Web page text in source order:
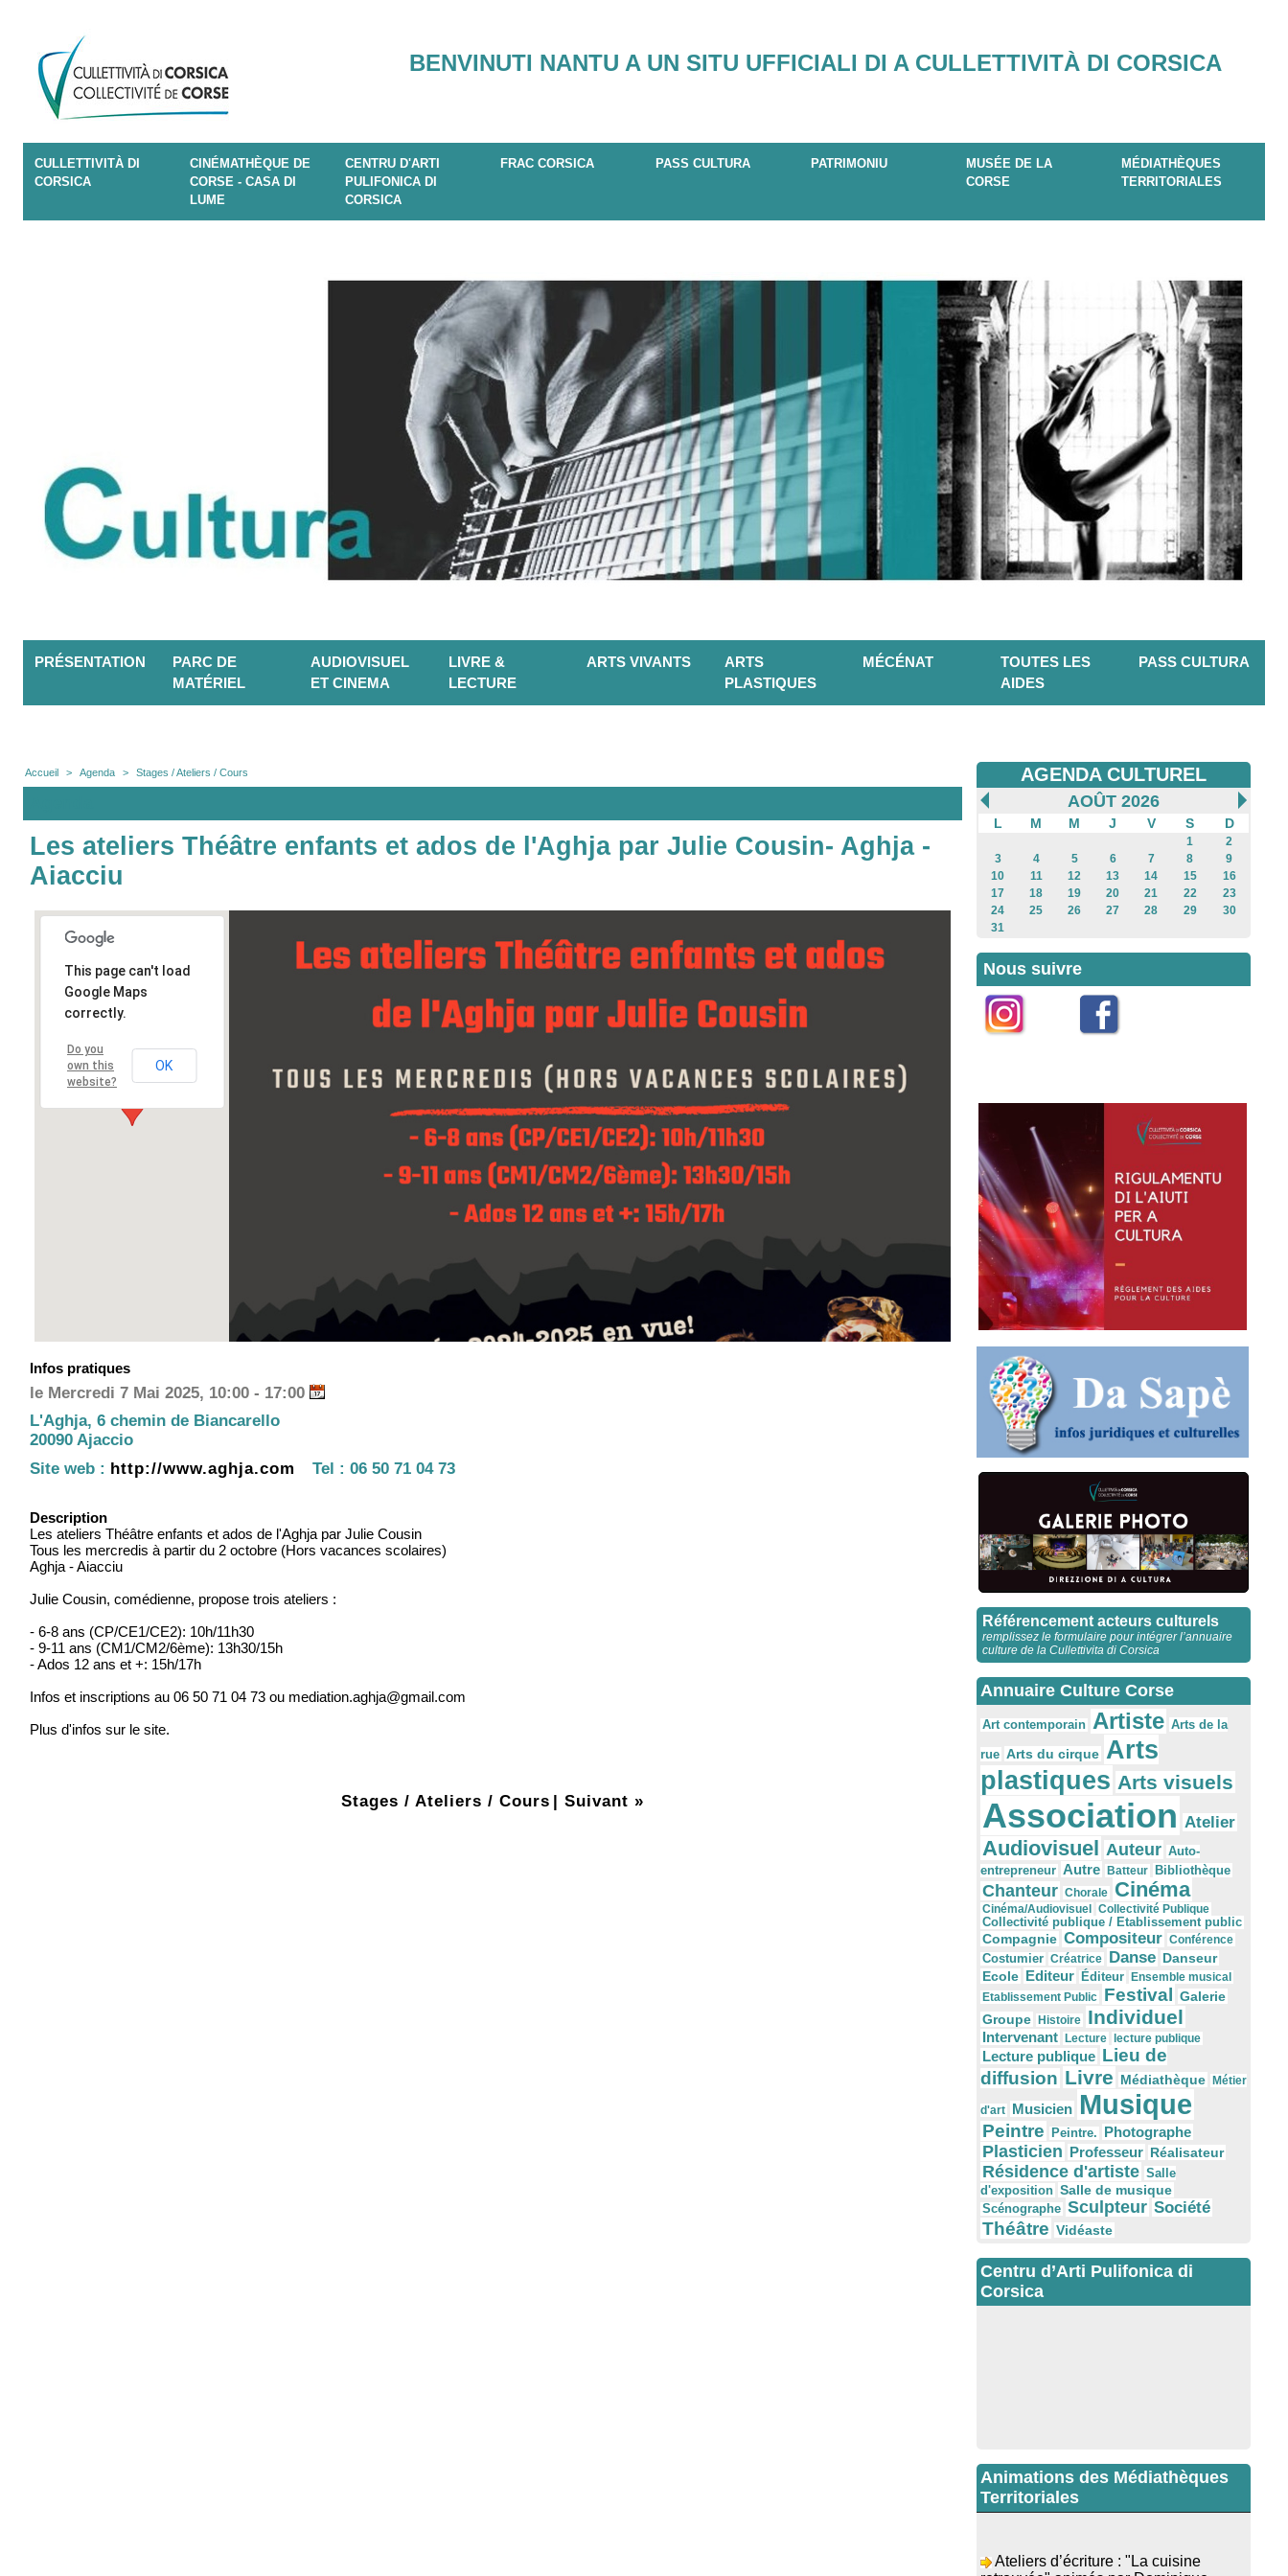
BENVINUTI NANTU A UN SITU UFFICIALI DI A CULLETTIVITÀ DI CORSICA
CULLETTIVITÀ DI
CORSICA
CINÉMATHÈQUE DE
CORSE - CASA DI
LUME
CENTRU D'ARTI
PULIFONICA DI
CORSICA
FRAC CORSICA PASS CULTURA PATRIMONIU
MUSÉE DE LA
CORSE
MÉDIATHÈQUES
TERRITORIALES
PRÉSENTATION
PARC DE
MATÉRIEL
AUDIOVISUEL
ET CINEMA
LIVRE &
LECTURE
ARTS VIVANTS
ARTS
PLASTIQUES
MÉCÉNAT
TOUTES LES
AIDES
PASS CULTURA
Accueil > Agenda > Stages / Ateliers / Cours
Les ateliers Théâtre enfants et ados de l'Aghja par Julie Cousin- Aghja -
Aiacciu
This page can't load
Google Maps
correctly.
Do you
own this
website?
OK
Infos pratiques
le Mercredi 7 Mai 2025, 10:00 - 17:00
L'Aghja, 6 chemin de Biancarello
20090 Ajaccio
Site web : http://www.aghja.com Tel : 06 50 71 04 73
Description
Les ateliers Théâtre enfants et ados de l'Aghja par Julie Cousin
Tous les mercredis à partir du 2 octobre (Hors vacances scolaires)
Aghja - Aiacciu
Julie Cousin, comédienne, propose trois ateliers :
- 6-8 ans (CP/CE1/CE2): 10h/11h30
- 9-11 ans (CM1/CM2/6ème): 13h30/15h
- Ados 12 ans et +: 15h/17h
Infos et inscriptions au 06 50 71 04 73 ou mediation.aghja@gmail.com
Plus d'infos sur le site.
Stages / Ateliers / Cours | Suivant »
AGENDA CULTUREL
AOÛT 2026
L M M J V S D
1
2
3
4 5 6 7 8
9
10
11 12 13 14 15
16
17
18 19 20 21 22
23
24
25 26 27 28 29
30
31
Nous suivre
Référencement acteurs culturels
remplissez le formulaire pour intégrer l’annuaire
culture de la Cullettivita di Corsica
Annuaire Culture Corse
Art contemporain Artiste Arts de la
rue Arts du cirque Arts
plastiques Arts visuels
Association Atelier
Audiovisuel Auteur Auto-
entrepreneur Autre Batteur Bibliothèque
Chanteur Chorale Cinéma
Cinéma/Audiovisuel
Collectivité Publique
Collectivité publique / Etablissement public
Compagnie Compositeur Conférence
Costumier Créatrice Danse Danseur
Ecole Editeur Éditeur
Ensemble musical
Etablissement Public Festival Galerie
Groupe
Histoire Individuel
Intervenant Lecture lecture publique
Lecture publique Lieu de
diffusion Livre Médiathèque Métier
d'art Musicien Musique
Peintre Peintre. Photographe
Plasticien Professeur Réalisateur
Résidence d'artiste Salle
d'exposition Salle de musique
Scénographe Sculpteur Société
Théâtre Vidéaste
Centru d’Arti Pulifonica di
Corsica
Animations des Médiathèques
Territoriales
retrouvée" animés par Dominique